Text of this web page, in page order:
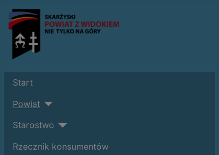
Start
Powiat
Starostwo
Rzecznik konsumentów